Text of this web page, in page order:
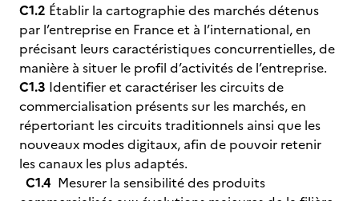
C1.2 Établir la cartographie des marchés détenus
par l’entreprise en France et à l’international, en
précisant leurs caractéristiques concurrentielles, de
manière à situer le profil d’activités de l’entreprise.
C1.3 Identifier et caractériser les circuits de
commercialisation présents sur les marchés, en
répertoriant les circuits traditionnels ainsi que les
nouveaux modes digitaux, afin de pouvoir retenir
les canaux les plus adaptés.
C1.4 Mesurer la sensibilité des produits